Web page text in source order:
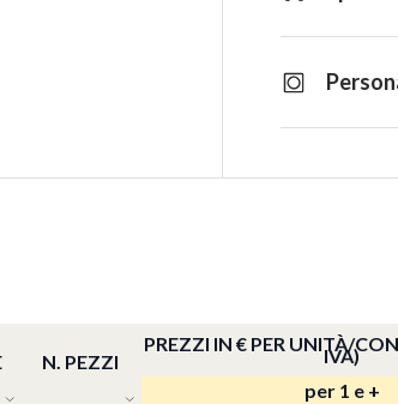
N. PEZZI
PREZZI IN € PER UNITÀ/
IVA)
per 1 e +